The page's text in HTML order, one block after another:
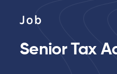
Job
Senior Tax